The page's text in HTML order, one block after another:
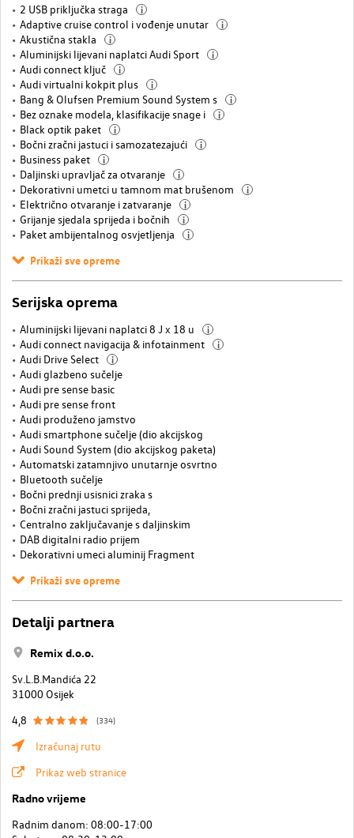
2 USB priključka straga i
Adaptive cruise control i vođenje unutar i
Akustična stakla i
Aluminijski lijevani naplatci Audi Sport i
Audi connect ključ i
Audi virtualni kokpit plus i
Bang & Olufsen Premium Sound System s i
Bez oznake modela, klasifikacije snage i i
Black optik paket i
Bočni zračni jastuci i samozatezajući i
Business paket i
Daljinski upravljač za otvaranje i
Dekorativni umetci u tamnom mat brušenom i
Električno otvaranje i zatvaranje i
Grijanje sjedala sprijeda i bočnih i
Paket ambijentalnog osvjetljenja i
Prikaži sve opreme
Serijska oprema
Aluminijski lijevani naplatci 8 J x 18 u i
Audi connect navigacija & infotainment i
Audi Drive Select i
Audi glazbeno sučelje
Audi pre sense basic
Audi pre sense front
Audi produženo jamstvo
Audi smartphone sučelje (dio akcijskog
Audi Sound System (dio akcijskog paketa)
Automatski zatamnjivo unutarnje osvrtno
Bluetooth sučelje
Bočni prednji usisnici zraka s
Bočni zračni jastuci sprijeda,
Centralno zaključavanje s daljinskim
DAB digitalni radio prijem
Dekorativni umeci aluminij Fragment
Prikaži sve opreme
Detalji partnera
Remix d.o.o.
Sv.L.B.Mandića 22
31000 Osijek
4,8
(334)
Izračunaj rutu
Prikaz web stranice
Radno vrijeme
Radnim danom: 08:00-17:00